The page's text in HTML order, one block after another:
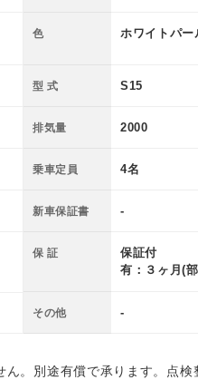
色 ホワイトパー
型 式 S15
排気量 2000
乗車定員 4名
新車保証書 -
保 証
保証付
有：３ヶ月(
その他 -
。別途有償で承ります。点